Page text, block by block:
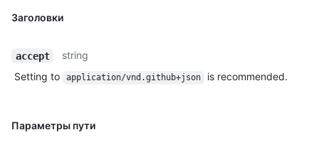
Заголовки
accept
string
Setting to
application/vnd.github+json is recommended.
Параметры пути